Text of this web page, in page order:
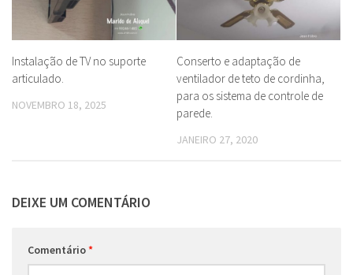
Instalação de TV no suporte
articulado.
NOVEMBRO 18, 2025
Conserto e adaptação de
ventilador de teto de cordinha,
para os sistema de controle de
parede.
JANEIRO 27, 2020
DEIXE UM COMENTÁRIO
Comentário*